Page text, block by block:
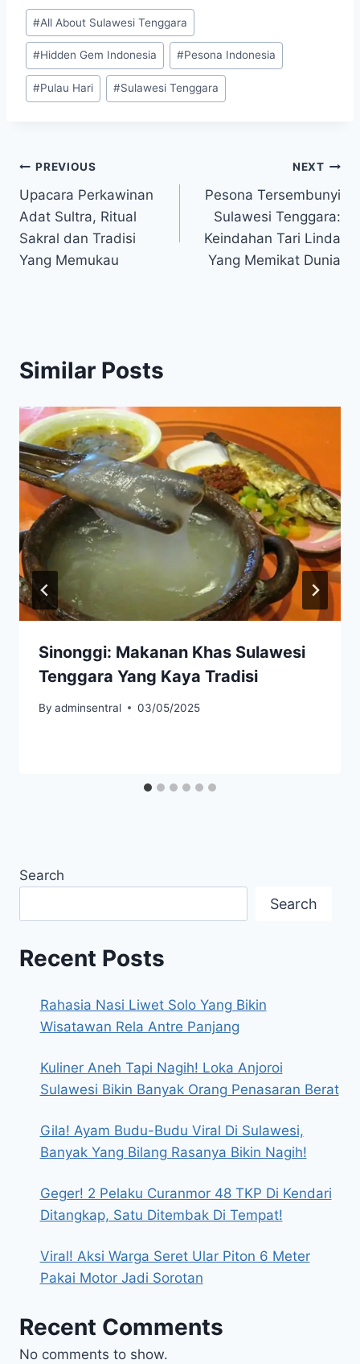
Post
Tags:
#All About Sulawesi Tenggara
#Hidden Gem Indonesia #Pesona Indonesia
#Pulau Hari #Sulawesi Tenggara
Post
navigation
PREVIOUS
Upacara Perkawinan
Adat Sultra, Ritual
Sakral dan Tradisi
Yang Memukau
NEXT
Pesona Tersembunyi
Sulawesi Tenggara:
Keindahan Tari Linda
Yang Memikat Dunia
Similar Posts
Sinonggi: Makanan Khas Sulawesi
Tenggara Yang Kaya Tradisi
By adminsentral 03/05/2025
Search
Search
Recent Posts
Rahasia Nasi Liwet Solo Yang Bikin
Wisatawan Rela Antre Panjang
Kuliner Aneh Tapi Nagih! Loka Anjoroi
Sulawesi Bikin Banyak Orang Penasaran Berat
Gila! Ayam Budu-Budu Viral Di Sulawesi,
Banyak Yang Bilang Rasanya Bikin Nagih!
Geger! 2 Pelaku Curanmor 48 TKP Di Kendari
Ditangkap, Satu Ditembak Di Tempat!
Viral! Aksi Warga Seret Ular Piton 6 Meter
Pakai Motor Jadi Sorotan
Recent Comments
No comments to show.